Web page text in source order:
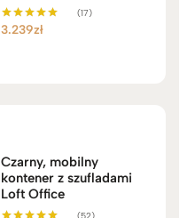
Oceniono
(17)
3.239zł
Czarny, mobilny
kontener z szufladami
Loft Office